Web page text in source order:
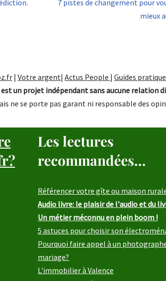
7 pistes de changement pour
mieux
| Votre argent| Actus People | Guides
un projet indépendant sans aucune relation
ne se porte pas garant ni responsable des
Les lectures
recommandées...
Référencer votre gîte ou maison
Audio livre: le plaisir de l'audio et du
Un métier méconnu en plein boom !
5 astuces pour choisir son
Pourquoi faire appel à un
mariage?
L'immobilier à Valence